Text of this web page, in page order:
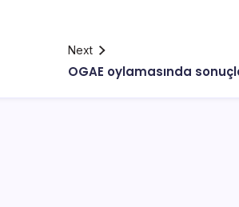
Next
OGAE oylamasında